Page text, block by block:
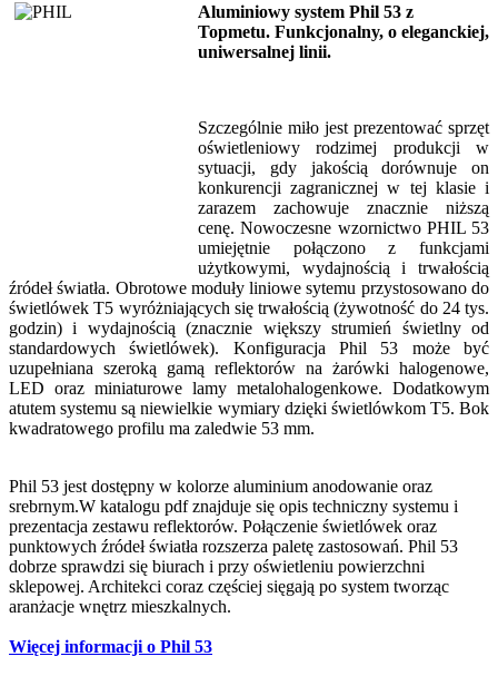
Aluminiowy system Phil 53 z
Topmetu. Funkcjonalny, o eleganckiej,
uniwersalnej linii.
Szczególnie miło jest prezentować sprzęt
oświetleniowy rodzimej produkcji w
sytuacji, gdy jakością dorównuje on
konkurencji zagranicznej w tej klasie i
zarazem zachowuje znacznie niższą
cenę. Nowoczesne wzornictwo PHIL 53
umiejętnie połączono z funkcjami
użytkowymi, wydajnością i trwałością
źródeł światła. Obrotowe moduły liniowe sytemu przystosowano do
świetlówek T5 wyróżniających się trwałością (żywotność do 24 tys.
godzin) i wydajnością (znacznie większy strumień świetlny od
standardowych świetlówek). Konfiguracja Phil 53 może być
uzupełniana szeroką gamą reflektorów na żarówki halogenowe,
LED oraz miniaturowe lamy metalohalogenkowe. Dodatkowym
atutem systemu są niewielkie wymiary dzięki świetlówkom T5. Bok
kwadratowego profilu ma zaledwie 53 mm.
Phil 53 jest dostępny w kolorze aluminium anodowanie oraz
srebrnym.W katalogu pdf znajduje się opis techniczny systemu i
prezentacja zestawu reflektorów. Połączenie świetlówek oraz
punktowych źródeł światła rozszerza paletę zastosowań. Phil 53
dobrze sprawdzi się biurach i przy oświetleniu powierzchni
sklepowej. Architekci coraz częściej sięgają po system tworząc
aranżacje wnętrz mieszkalnych.
Więcej informacji o Phil 53